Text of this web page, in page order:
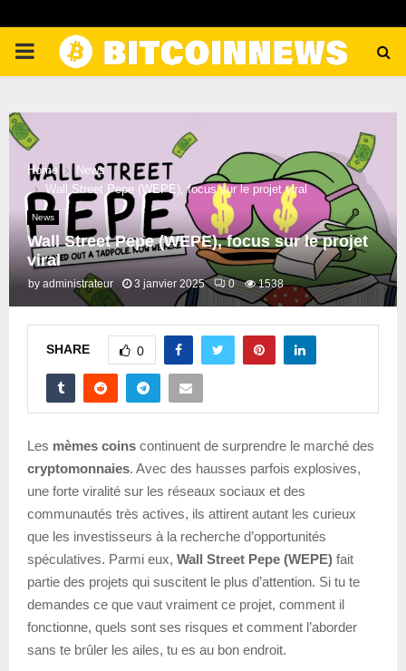
PRIMARY
Home
News
Wall Street Pepe (WEPE), focus sur le projet viral
News
Wall Street Pepe (WEPE), focus sur le projet
viral
by administrateur 3 janvier 2025 0 1538
SHARE 0
Les mèmes coins continuent de surprendre le marché des
cryptomonnaies. Avec des hausses parfois explosives,
une forte viralité sur les réseaux sociaux et des
communautés très actives, ils attirent autant les curieux
que les investisseurs à la recherche d’opportunités
spéculatives. Parmi eux, Wall Street Pepe (WEPE) fait
partie des projets qui suscitent le plus d’attention. Si tu te
demandes ce que vaut vraiment ce projet, comment il
fonctionne, quels sont ses risques et comment l’aborder
sans te brûler les ailes, tu es au bon endroit.